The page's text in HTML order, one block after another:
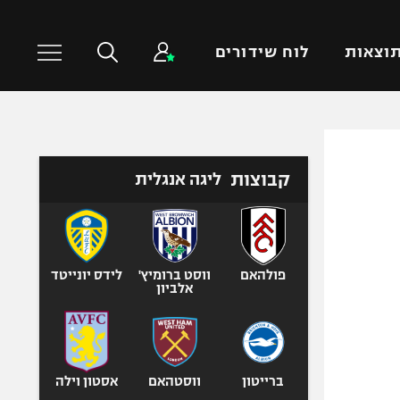
תוצאות לוח שידורים
טניס
כדוריד
כדורעף
שחייה
ג'ודו
אגרוף
ספורט אולימפי
קבוצות ליגה אנגלית
פולהאם
ווסט ברומיץ'
אלביון
לידס יונייטד
ברייטון ווסטהאם אסטון וילה